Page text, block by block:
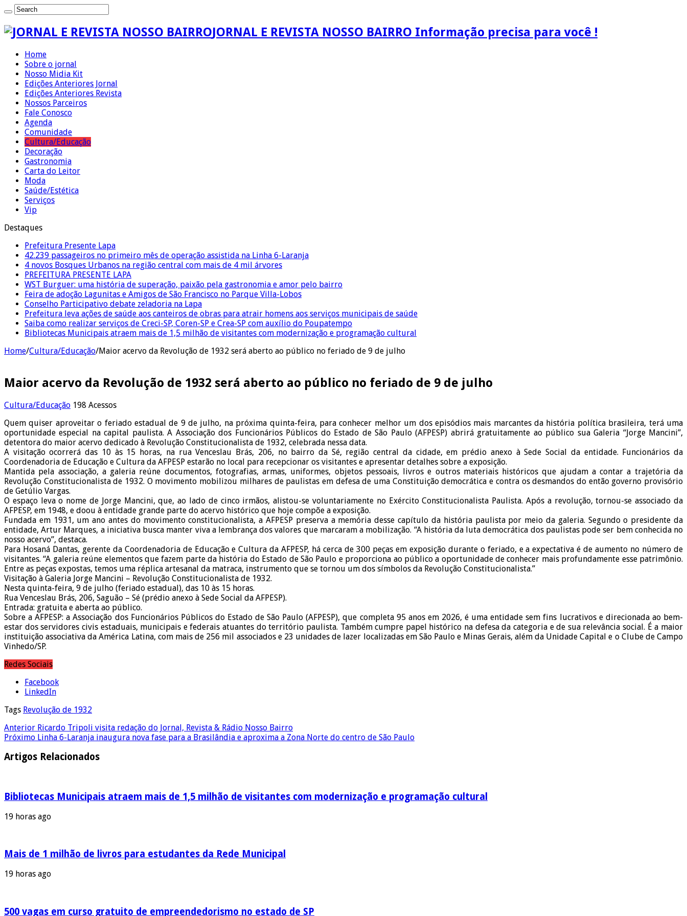
JORNAL E REVISTA NOSSO BAIRRO Informação precisa para você !
Home
Sobre o jornal
Nosso Midia Kit
Edições Anteriores Jornal
Edições Anteriores Revista
Nossos Parceiros
Fale Conosco
Agenda
Comunidade
Cultura/Educação
Decoração
Gastronomia
Carta do Leitor
Moda
Saúde/Estética
Serviços
Vip
Destaques
Prefeitura Presente Lapa
42.239 passageiros no primeiro mês de operação assistida na Linha 6-Laranja
4 novos Bosques Urbanos na região central com mais de 4 mil árvores
PREFEITURA PRESENTE LAPA
WST Burguer: uma história de superação, paixão pela gastronomia e amor pelo bairro
Feira de adoção Lagunitas e Amigos de São Francisco no Parque Villa-Lobos
Conselho Participativo debate zeladoria na Lapa
Prefeitura leva ações de saúde aos canteiros de obras para atrair homens aos serviços municipais de saúde
Saiba como realizar serviços de Creci-SP, Coren-SP e Crea-SP com auxílio do Poupatempo
Bibliotecas Municipais atraem mais de 1,5 milhão de visitantes com modernização e programação cultural
Home/Cultura/Educação/Maior acervo da Revolução de 1932 será aberto ao público no feriado de 9 de julho
Maior acervo da Revolução de 1932 será aberto ao público no feriado de 9 de julho
Cultura/Educação 198 Acessos
Quem quiser aproveitar o feriado estadual de 9 de julho, na próxima quinta-feira, para conhecer melhor um dos episódios mais marcantes da história política brasileira, terá uma
oportunidade especial na capital paulista. A Associação dos Funcionários Públicos do Estado de São Paulo (AFPESP) abrirá gratuitamente ao público sua Galeria “Jorge Mancini”,
detentora do maior acervo dedicado à Revolução Constitucionalista de 1932, celebrada nessa data.
A visitação ocorrerá das 10 às 15 horas, na rua Venceslau Brás, 206, no bairro da Sé, região central da cidade, em prédio anexo à Sede Social da entidade. Funcionários da
Coordenadoria de Educação e Cultura da AFPESP estarão no local para recepcionar os visitantes e apresentar detalhes sobre a exposição.
Mantida pela associação, a galeria reúne documentos, fotografias, armas, uniformes, objetos pessoais, livros e outros materiais históricos que ajudam a contar a trajetória da
Revolução Constitucionalista de 1932. O movimento mobilizou milhares de paulistas em defesa de uma Constituição democrática e contra os desmandos do então governo provisório
de Getúlio Vargas.
O espaço leva o nome de Jorge Mancini, que, ao lado de cinco irmãos, alistou-se voluntariamente no Exército Constitucionalista Paulista. Após a revolução, tornou-se associado da
AFPESP, em 1948, e doou à entidade grande parte do acervo histórico que hoje compõe a exposição.
Fundada em 1931, um ano antes do movimento constitucionalista, a AFPESP preserva a memória desse capítulo da história paulista por meio da galeria. Segundo o presidente da
entidade, Artur Marques, a iniciativa busca manter viva a lembrança dos valores que marcaram a mobilização. “A história da luta democrática dos paulistas pode ser bem conhecida no
nosso acervo”, destaca.
Para Hosaná Dantas, gerente da Coordenadoria de Educação e Cultura da AFPESP, há cerca de 300 peças em exposição durante o feriado, e a expectativa é de aumento no número de
visitantes. “A galeria reúne elementos que fazem parte da história do Estado de São Paulo e proporciona ao público a oportunidade de conhecer mais profundamente esse patrimônio.
Entre as peças expostas, temos uma réplica artesanal da matraca, instrumento que se tornou um dos símbolos da Revolução Constitucionalista.”
Visitação à Galeria Jorge Mancini – Revolução Constitucionalista de 1932.
Nesta quinta-feira, 9 de julho (feriado estadual), das 10 às 15 horas.
Rua Venceslau Brás, 206, Saguão – Sé (prédio anexo à Sede Social da AFPESP).
Entrada: gratuita e aberta ao público.
Sobre a AFPESP: a Associação dos Funcionários Públicos do Estado de São Paulo (AFPESP), que completa 95 anos em 2026, é uma entidade sem fins lucrativos e direcionada ao bem-
estar dos servidores civis estaduais, municipais e federais atuantes do território paulista. Também cumpre papel histórico na defesa da categoria e de sua relevância social. É a maior
instituição associativa da América Latina, com mais de 256 mil associados e 23 unidades de lazer localizadas em São Paulo e Minas Gerais, além da Unidade Capital e o Clube de Campo
Vinhedo/SP.
Redes Sociais
Facebook
LinkedIn
Tags Revolução de 1932
Anterior Ricardo Tripoli visita redação do Jornal, Revista & Rádio Nosso Bairro
Próximo Linha 6-Laranja inaugura nova fase para a Brasilândia e aproxima a Zona Norte do centro de São Paulo
Artigos Relacionados
Bibliotecas Municipais atraem mais de 1,5 milhão de visitantes com modernização e programação cultural
19 horas ago
Mais de 1 milhão de livros para estudantes da Rede Municipal
19 horas ago
500 vagas em curso gratuito de empreendedorismo no estado de SP